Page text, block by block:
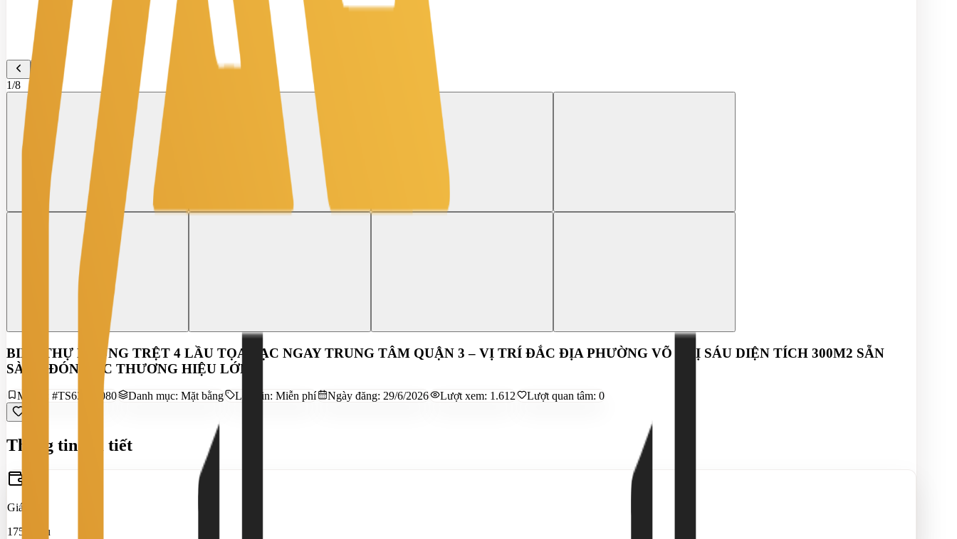
1/8
BIỆT THỰ KHỦNG TRỆT 4 LẦU TỌA LẠC NGAY TRUNG TÂM QUẬN 3 – VỊ TRÍ ĐẮC ĐỊA PHƯỜNG VÕ THỊ SÁU DIỆN TÍCH 300M2 SẴN
SÀNG ĐÓN CÁC THƯƠNG HIỆU LỚN
Mã tin: #TS63376080 Danh mục: Mặt bằng Loại tin: Miễn phí Ngày đăng: 29/6/2026 Lượt xem: 1.612 Lượt quan tâm: 0
Thông tin chi tiết
Giá thuê
175 Triệu